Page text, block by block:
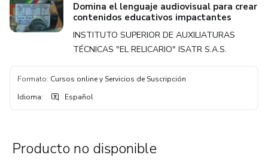
Domina el lenguaje audiovisual para crear
contenidos educativos impactantes
INSTITUTO SUPERIOR DE AUXILIATURAS
TÉCNICAS "EL RELICARIO" ISATR S.A.S.
Formato: Cursos online y Servicios de Suscripción
Idioma: Español
Producto no disponible